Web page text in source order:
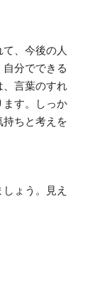
、今後の人
分でできる
、言葉のすれ
ます。しっか
ちと考えを
ょう。見え